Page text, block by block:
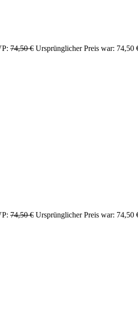
74,50€ Ursprünglicher Preis war: 74,50
74,50€ Ursprünglicher Preis war: 74,50